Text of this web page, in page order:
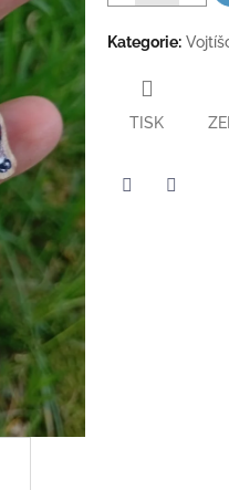
Kategorie:
TISK